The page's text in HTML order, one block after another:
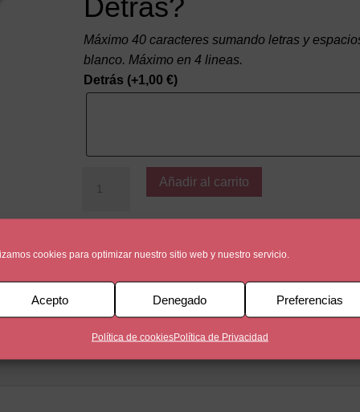
cookies para optimizar nuestro sitio web y nuestro servicio.
Acepto Denegado Preferencias
Política de cookiesPolítica de Privacidad
Detrás?
Máximo 40 caracteres sumando letras y
blanco. Máximo en 4 lineas.
Detrás (+1,00 €)
MAMÁ
cantidad
Añadir al carrito
Categorías:Día de la Madre,Diseña-tu-Pulsera